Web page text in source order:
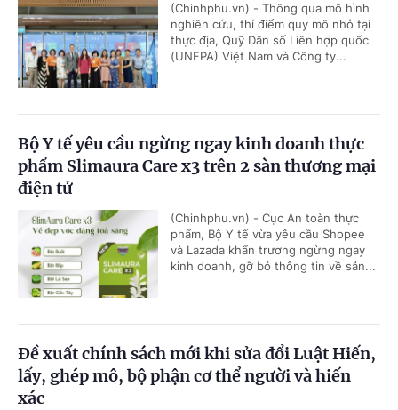
(Chinhphu.vn) - Thông qua mô hình
nghiên cứu, thí điểm quy mô nhỏ tại
thực địa, Quỹ Dân số Liên hợp quốc
(UNFPA) Việt Nam và Công ty...
Bộ Y tế yêu cầu ngừng ngay kinh doanh thực
phẩm Slimaura Care x3 trên 2 sàn thương mại
điện tử
(Chinhphu.vn) - Cục An toàn thực
phẩm, Bộ Y tế vừa yêu cầu Shopee
và Lazada khẩn trương ngừng ngay
kinh doanh, gỡ bỏ thông tin về sản...
Đề xuất chính sách mới khi sửa đổi Luật Hiến,
lấy, ghép mô, bộ phận cơ thể người và hiến
xác